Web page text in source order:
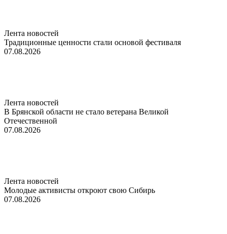
Лента новостей
Традиционные ценности стали основой фестиваля
07.08.2026
Лента новостей
В Брянской области не стало ветерана Великой
Отечественной
07.08.2026
Лента новостей
Молодые активисты откроют свою Сибирь
07.08.2026